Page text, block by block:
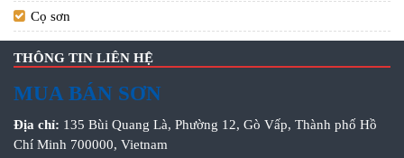
Cọ sơn
THÔNG TIN LIÊN HỆ
MUA BÁN SƠN
Địa chỉ: 135 Bùi Quang Là, Phường 12, Gò Vấp, Thành phố Hồ
Chí Minh 700000, Vietnam